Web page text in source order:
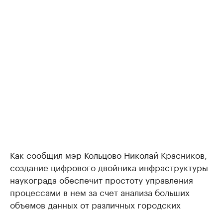
Как сообщил мэр Кольцово Николай Красников,
создание цифрового двойника инфраструктуры
наукограда обеспечит простоту управления
процессами в нем за счет анализа больших
объемов данных от различных городских